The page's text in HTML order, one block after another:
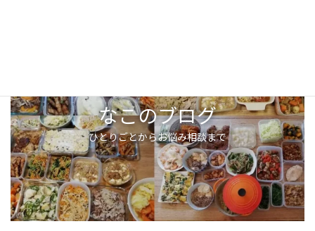
なこのブログ
ひとりごとからお悩み相談まで